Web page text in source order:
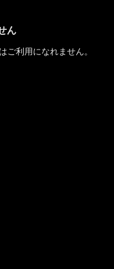
ん
ご利用になれません。